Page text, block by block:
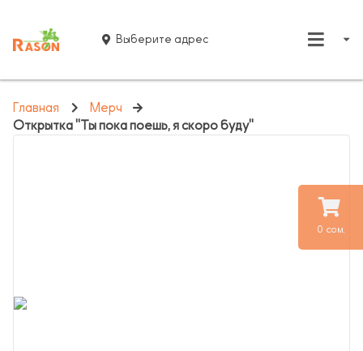
0 сом.
Выберите адрес
Главная
Мерч
Открытка "Ты пока поешь, я скоро буду"